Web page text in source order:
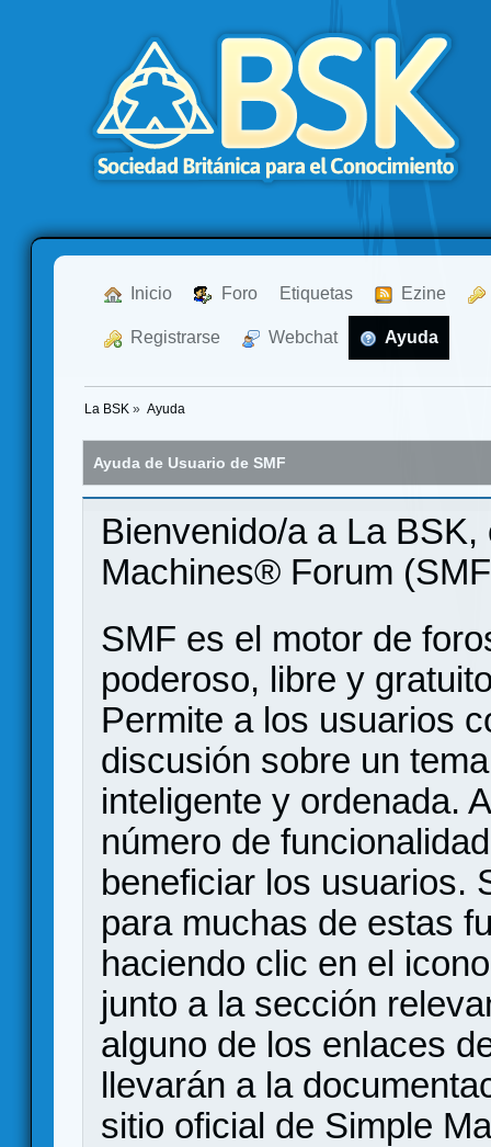
Inicio Foro Etiquetas Ezine
Registrarse Webchat Ayuda
La BSK » Ayuda
Ayuda de Usuario de SMF
Bienvenido/a a La
Machines® Forum
SMF es el motor de
poderoso, libre y
Permite a los usuarios
discusión sobre un
inteligente y ordenada.
número de
beneficiar los usuarios.
para muchas de estas
haciendo clic en el
junto a la sección
alguno de los enlaces
llevarán a la
sitio oficial de Simple